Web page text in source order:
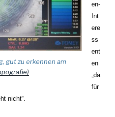
gut zu erkennen am
en-
Int
ere
ss
ent
en
„da
für
nicht“.